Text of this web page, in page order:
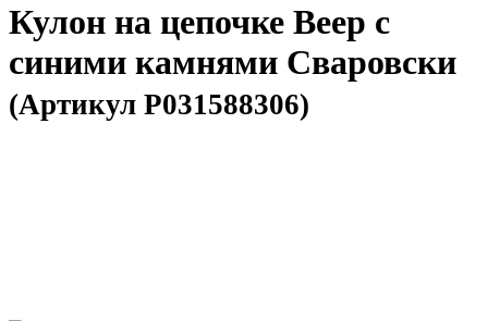
Кулон на цепочке Веер с
синими камнями Сваровски
(Артикул P031588306)